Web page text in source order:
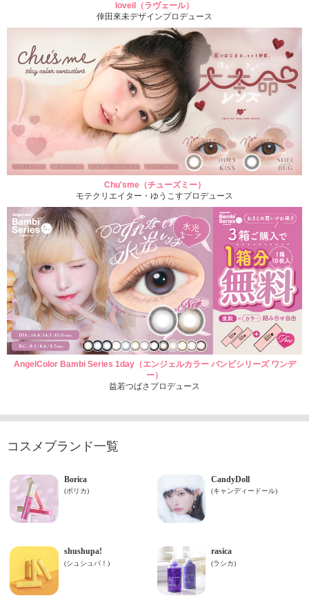
loveil（ラヴェール）
倖田來未デザインプロデュース
Chu'sme（チューズミー）
モテクリエイター・ゆうこすプロデュース
AngelColor Bambi Series 1day（エンジェルカラー バンビシリーズ ワンデ
ー）
益若つばさプロデュース
コスメブランド一覧